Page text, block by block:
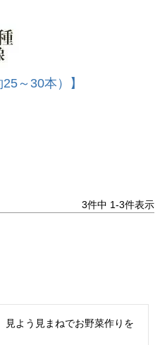
～30本）】
3件中 1-3件表示
見よう見まねでお野菜作りを